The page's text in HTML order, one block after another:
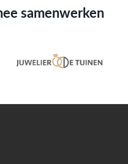
samenwerken